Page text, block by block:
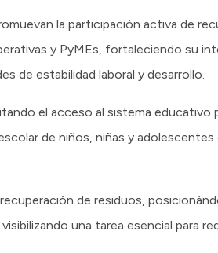
la participación activa de
y PyMEs, fortaleciendo su
de estabilidad laboral y desarrollo.
el acceso al sistema educativo
de niños, niñas y adolescentes
de residuos,
una tarea esencial para